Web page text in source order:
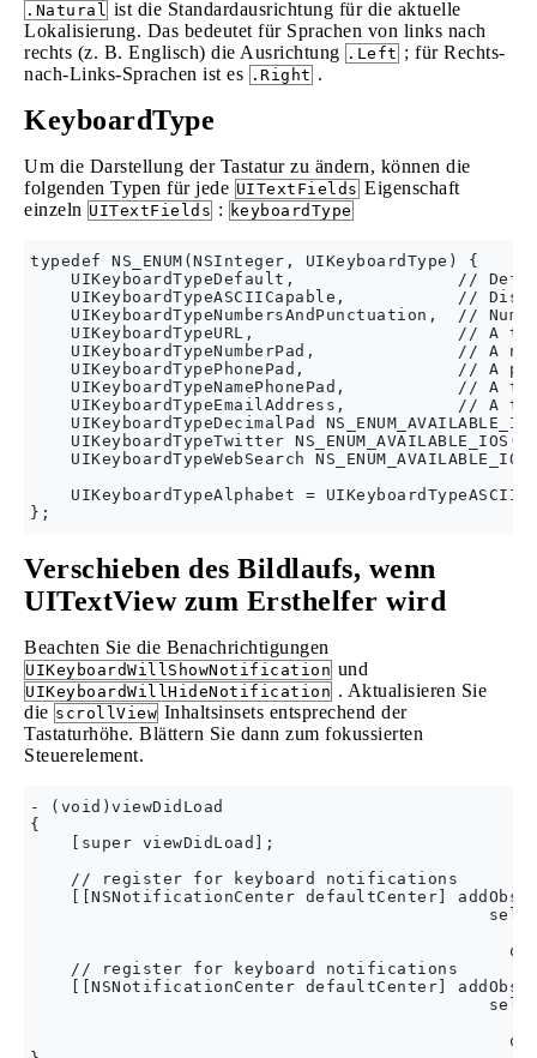
.Natural ist die Standardausrichtung für die aktuelle
Lokalisierung. Das bedeutet für Sprachen von links nach
rechts (z. B. Englisch) die Ausrichtung .Left ; für Rechts-
nach-Links-Sprachen ist es .Right .
KeyboardType
Um die Darstellung der Tastatur zu ändern, können die
folgenden Typen für jede UITextFields Eigenschaft
einzeln UITextFields : keyboardType
typedef NS_ENUM(NSInteger, UIKeyboardType) {
UIKeyboardTypeDefault,                //
UIKeyboardTypeASCIICapable,           //
UIKeyboardTypeNumbersAndPunctuation,  //
UIKeyboardTypeURL,                    // A
UIKeyboardTypeNumberPad,              // A
UIKeyboardTypePhonePad,               // A
UIKeyboardTypeNamePhonePad,           // A
UIKeyboardTypeEmailAddress,           // A
UIKeyboardTypeDecimalPad
UIKeyboardTypeTwitter
UIKeyboardTypeWebSearch
UIKeyboardTypeAlphabet =
Verschieben des Bildlaufs, wenn
UITextView zum Ersthelfer wird
Beachten Sie die Benachrichtigungen
UIKeyboardWillShowNotification und
UIKeyboardWillHideNotification . Aktualisieren Sie
die scrollView Inhaltsinsets entsprechend der
Tastaturhöhe. Blättern Sie dann zum fokussierten
Steuerelement.
- (void)viewDidLoad
{
    [super viewDidLoad];
    // register for keyboard notifications
[[NSNotificationCenter defaultCenter]
    // register for keyboard notifications
[[NSNotificationCenter defaultCenter]